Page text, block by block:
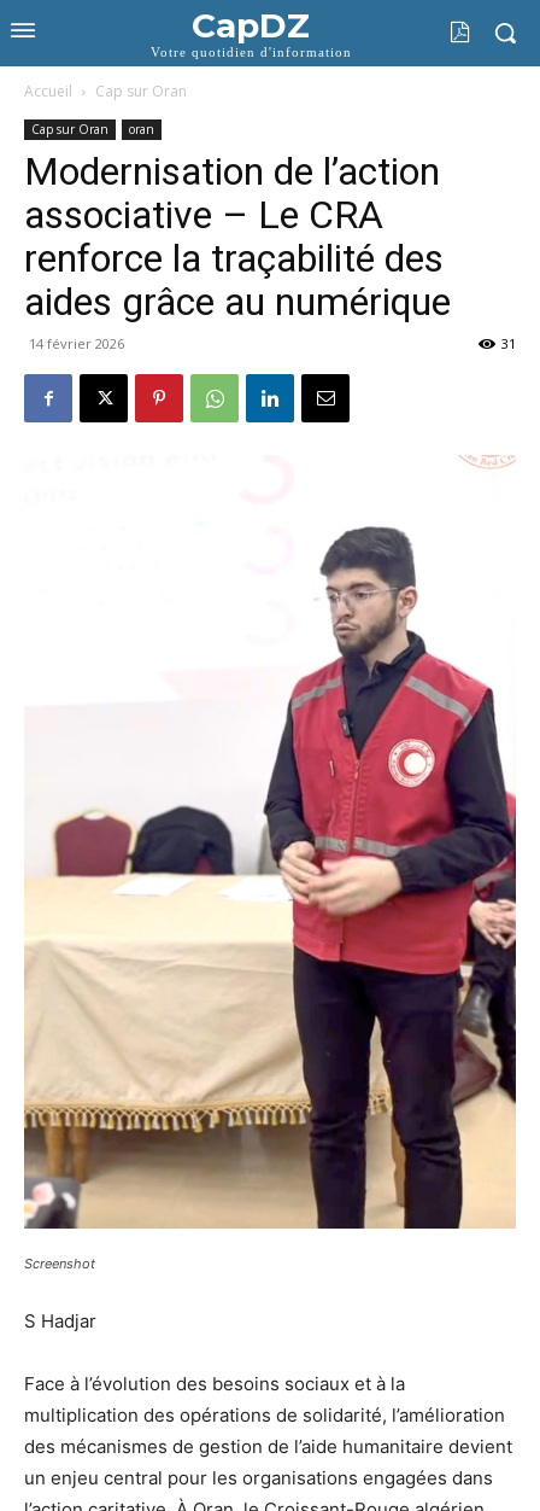
CapDZ
Votre quotidien d'information
Accueil Cap sur Oran
Cap sur Oran oran
Modernisation de l’action
associative – Le CRA
renforce la traçabilité des
aides grâce au numérique
14 février 2026 31
Screenshot
S Hadjar
Face à l’évolution des besoins sociaux et à la
multiplication des opérations de solidarité, l’amélioration
des mécanismes de gestion de l’aide humanitaire devient
un enjeu central pour les organisations engagées dans